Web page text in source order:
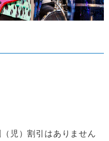
児）割引はありません